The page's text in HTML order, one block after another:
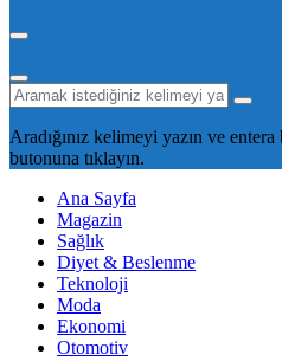
Aradığınız kelimeyi yazın ve
butonuna tıklayın.
Ana Sayfa
Magazin
Sağlık
Diyet & Beslenme
Teknoloji
Moda
Ekonomi
Otomotiv